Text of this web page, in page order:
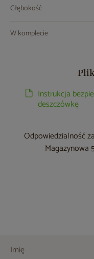
Głębokość
W komplecie
Instrukcja
deszczówkę
Odpowiedzialność
Magazynowa
Imię